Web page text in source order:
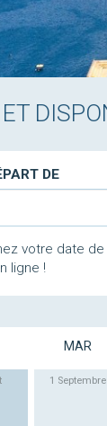
ET
DE
votre date
ligne !
MAR
1 Septembre